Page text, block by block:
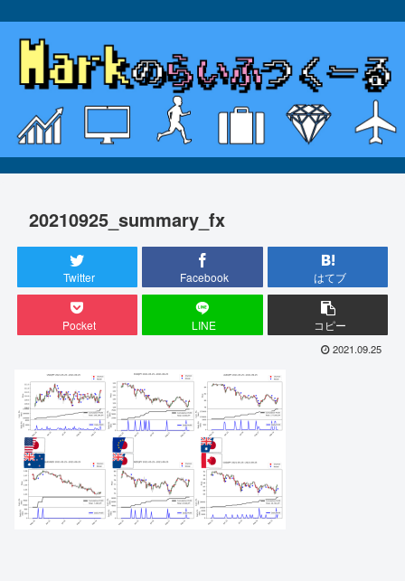
20210925_summary_fx
Twitter Facebook はてブ
Pocket LINE コピー
2021.09.25